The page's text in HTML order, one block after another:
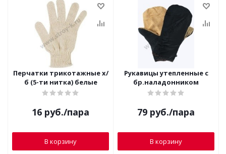
Перчатки трикотажные х/
б (5-ти нитка) белые
16 руб./пара
В корзину
Рукавицы утепленные с
бр.наладонником
79 руб./пара
В корзину